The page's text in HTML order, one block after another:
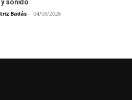
y sonido
Badás - 04/08/2026